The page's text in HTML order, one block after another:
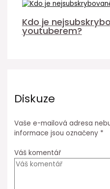
Kdo je
youtuberem?
Diskuze
Vaše e-mailová adresa
informace jsou označeny *
Váš komentář